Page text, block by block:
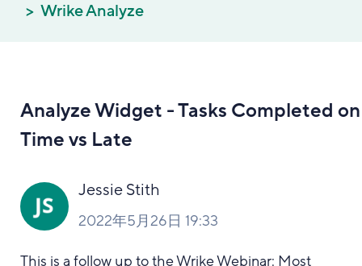
Wrike Analyze
Analyze Widget - Tasks Completed on
Time vs Late
Jessie Stith
2022年5月26日 19:33
This is a follow up to the Wrike Webinar: Most